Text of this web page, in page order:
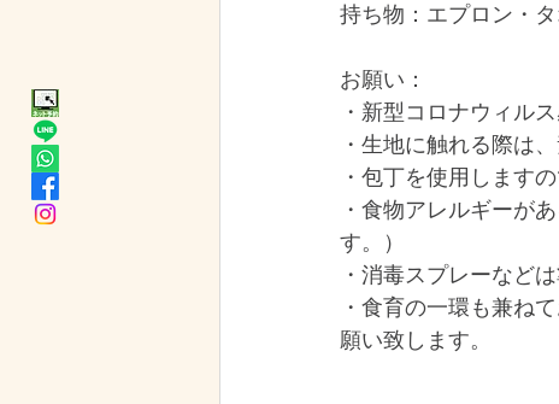
持ち物：エプロン・
お願い：
・新型コロナウィル
・生地に触れる際は
・包丁を使用します
・食物アレルギーが
す。）
・消毒スプレーなど
・食育の一環も兼ね
願い致します。